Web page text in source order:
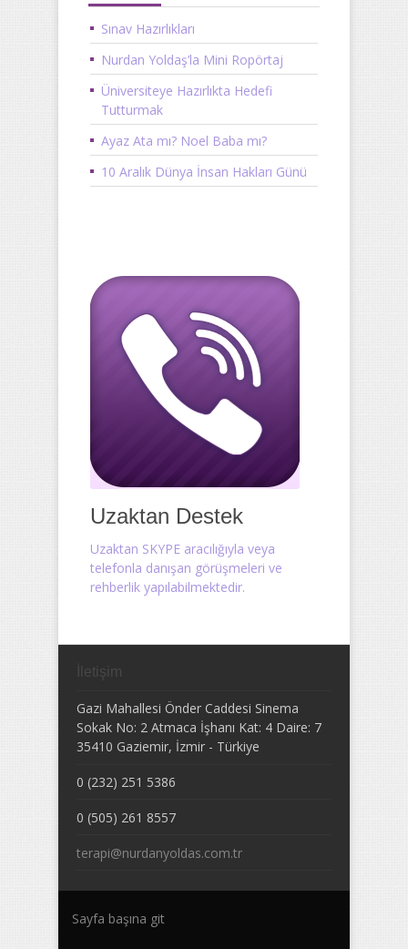
Sınav Hazırlıkları
Nurdan Yoldaş’la Mini Ropörtaj
Üniversiteye Hazırlıkta Hedefi
Tutturmak
Ayaz Ata mı? Noel Baba mı?
10 Aralık Dünya İnsan Hakları Günü
Uzaktan Destek
Uzaktan SKYPE aracılığıyla veya
telefonla danışan görüşmeleri ve
rehberlik yapılabilmektedir.
İletişim
Gazi Mahallesi Önder Caddesi Sinema
Sokak No: 2 Atmaca İşhanı Kat: 4 Daire: 7
35410 Gaziemir, İzmir - Türkiye
0 (232) 251 5386
0 (505) 261 8557
terapi@nurdanyoldas.com.tr
Sayfa başına git